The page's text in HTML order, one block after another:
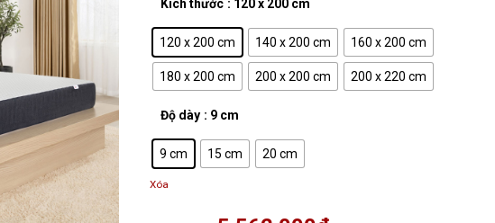
Kích thước : 120 x 200 cm
120 x 200 cm 140 x 200 cm 160 x 200 cm
180 x 200 cm 200 x 200 cm 200 x 220 cm
Độ dày : 9 cm
9 cm 15 cm 20 cm
Xóa